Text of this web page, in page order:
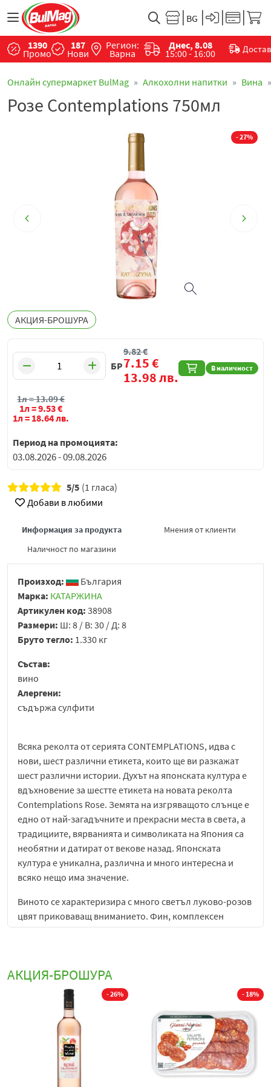
1390
Промо
187
Нови
Регион:
Варна
Днес, 8.08
15:00 - 16:00
Онлайн супермаркет BulMag Алкохолни напитки Вина
Розе Contemplations 750мл
- 27%
АКЦИЯ-БРОШУРА
БР В наличност
9.82€
7.15€
13.98лв.
1л =13.09€
1л =9.53€
1л = 18.64лв.
Период на промоцията:
03.08.2026 - 09.08.2026
5/5 (1 гласа)
Добави в любими
Информация за продукта
Мнения от клиенти
Наличност по магазини
Произход:
България
Марка: КАТАРЖИНА
Артикулен код: 38908
Размери: Ш: 8 / В: 30 / Д: 8
Бруто тегло: 1.330 кг
Състав:
вино
Алергени:
съдържа сулфити
Всяка реколта от серията CONTEMPLATIONS, идва с
нови, шест различни етикета, които ще ви разкажат
шест различни истории. Духът на японската култура е
вдъхновение за шестте етикета на новата реколта
Contemplations Rose. Земята на изгряващото слънце е
eднo от най-загадъчните и прекрасни места в света, а
традициите, вярванията и символиката на Япония са
необятни и датират от векове назад. Японската
култура е уникална, различна и много интересна и
всяко нещо има значение.
Виното се характеризира с много светъл луково-розов
цвят приковаващ вниманието. Фин, комплексен
аромат, съчетаващ нюанси на грейпфрут, мъх от
мекота, ефирност, свежест и силно изразен вкусов
Много добре се съчетава със
скариди,миди, салати с
цитрусови плодове или свежи десерти. Подходящата
температура за консумация е 14⁰-16⁰C
Contemplations Rosé
е елегантно и съвременно розе,
създадено с идея за баланс между свежест, финес и
АКЦИЯ-БРОШУРА
- 20% - 34%